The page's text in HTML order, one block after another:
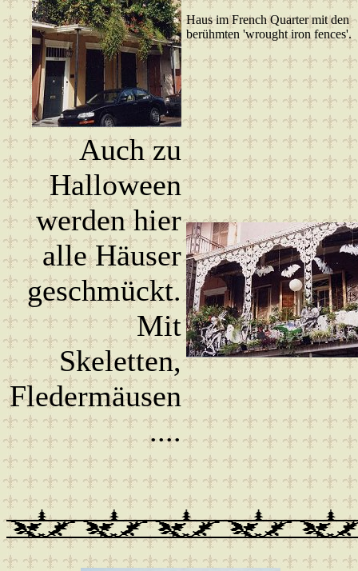
Haus im French Quarter mit den
berühmten 'wrought iron fences'.
Auch zu
Halloween
werden hier
alle Häuser
geschmückt.
Mit
Skeletten,
Fledermäusen
....